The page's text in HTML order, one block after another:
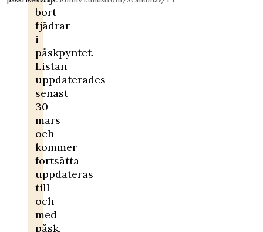
bort
fjädrar
i
påskpyntet.
Listan
uppdaterades
senast
30
mars
och
kommer
fortsätta
uppdateras
till
och
med
påsk,